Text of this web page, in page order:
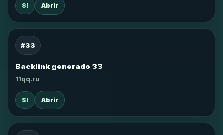
SI Abrir
#33
Backlink generado 33
11qq.ru
SI Abrir